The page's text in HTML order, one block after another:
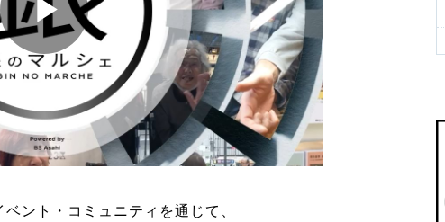
ント・コミュニティを通じて、